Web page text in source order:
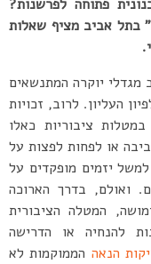
פתוחה לפרשנות?
בתל אביב מציף שאלות
יוקרה המתנשאים
העליון. לרוב, זכויות
ציבוריות כאלו
או לפחות לפצות על
יזמים מופקדים על
ואולם, בדרך הארוכה
המטלה הציבורית
להנחיה או הדרישה
הנאה הממוקמות לא